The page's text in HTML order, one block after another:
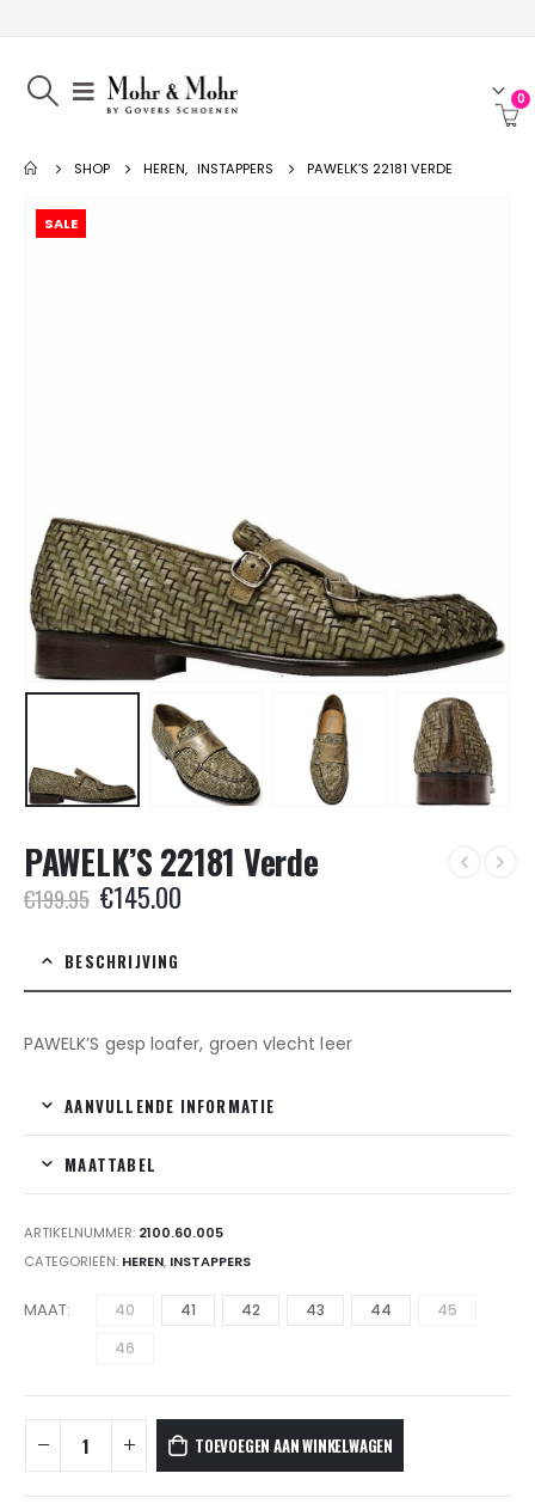
0
SHOP HEREN, INSTAPPERS PAWELK’S 22181 VERDE
SALE
PAWELK’S 22181 Verde
€199.95 Oorspronkelijke
prijs
was:
€199.95.
€145.00Huidige
BESCHRIJVING
PAWELK’S gesp loafer, groen vlecht leer
AANVULLENDE INFORMATIE
MAATTABEL
ARTIKELNUMMER: 2100.60.005
CATEGORIEËN: HEREN, INSTAPPERS
MAAT 40 41 42 43 44
45
46
TOEVOEGEN AAN WINKELWAGEN